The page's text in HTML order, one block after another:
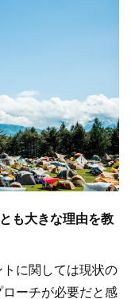
も大きな理由を教
に関しては現状の
ーチが必要だと感